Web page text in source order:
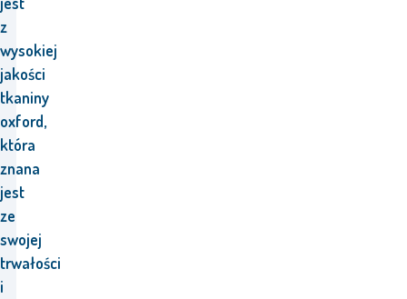
z
wysokiej
jakości
tkaniny
oxford,
która
znana
jest
ze
swojej
trwałości
i